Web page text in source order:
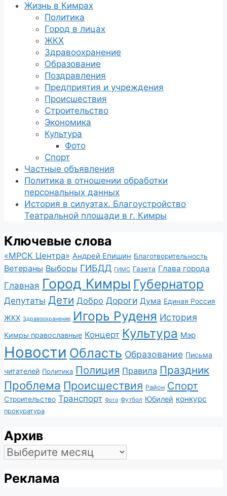
Жизнь в Кимрах
Политика
Город в лицах
ЖКХ
Здравоохранение
Образование
Поздравления
Предприятия и учреждения
Происшествия
Строительство
Экономика
Культура
Фото
Спорт
Частные объявления
Политика в отношении обработки
персональных данных
История в силуэтах. Благоустройство
Театральной площади в г. Кимры
Ключевые слова
«МРСК Центра» Андрей Епишин Благотворительность
Ветераны Выборы ГИБДД ГИМС Газета Глава города
Главная Город Кимры Губернатор
Депутаты Дети Добро Дороги Дума Единая Россия
ЖКХ Здравоохранение Игорь Руденя История
Кимры православные Концерт Культура Мэр
Новости Область Образование Письма
читателей Политика Полиция Правила Праздник
Проблема Происшествия Район Спорт
Строительство Транспорт Фото Футбол Юбилей конкурс
прокуратура
Архив
Архив
Реклама